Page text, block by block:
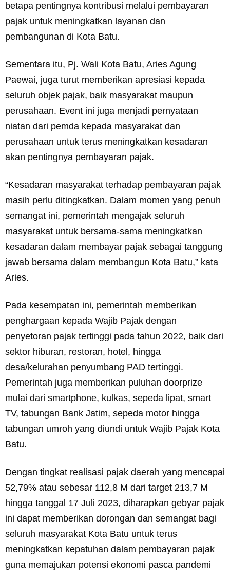
betapa pentingnya kontribusi melalui pembayaran
pajak untuk meningkatkan layanan dan
pembangunan di Kota Batu.
Sementara itu, Pj. Wali Kota Batu, Aries Agung
Paewai, juga turut memberikan apresiasi kepada
seluruh objek pajak, baik masyarakat maupun
perusahaan. Event ini juga menjadi pernyataan
niatan dari pemda kepada masyarakat dan
perusahaan untuk terus meningkatkan kesadaran
akan pentingnya pembayaran pajak.
“Kesadaran masyarakat terhadap pembayaran pajak
masih perlu ditingkatkan. Dalam momen yang penuh
semangat ini, pemerintah mengajak seluruh
masyarakat untuk bersama-sama meningkatkan
kesadaran dalam membayar pajak sebagai tanggung
jawab bersama dalam membangun Kota Batu,” kata
Aries.
Pada kesempatan ini, pemerintah memberikan
penghargaan kepada Wajib Pajak dengan
penyetoran pajak tertinggi pada tahun 2022, baik dari
sektor hiburan, restoran, hotel, hingga
desa/kelurahan penyumbang PAD tertinggi.
Pemerintah juga memberikan puluhan doorprize
mulai dari smartphone, kulkas, sepeda lipat, smart
TV, tabungan Bank Jatim, sepeda motor hingga
tabungan umroh yang diundi untuk Wajib Pajak Kota
Batu.
Dengan tingkat realisasi pajak daerah yang mencapai
52,79% atau sebesar 112,8 M dari target 213,7 M
hingga tanggal 17 Juli 2023, diharapkan gebyar pajak
ini dapat memberikan dorongan dan semangat bagi
seluruh masyarakat Kota Batu untuk terus
meningkatkan kepatuhan dalam pembayaran pajak
guna memajukan potensi ekonomi pasca pandemi